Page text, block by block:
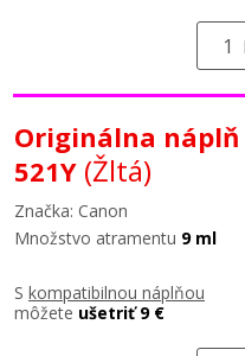
Originálna náplň
521Y (Žltá)
Značka: Canon
Množstvo atramentu 9 ml
S kompatibilnou náplňou
môžete ušetriť 9 €